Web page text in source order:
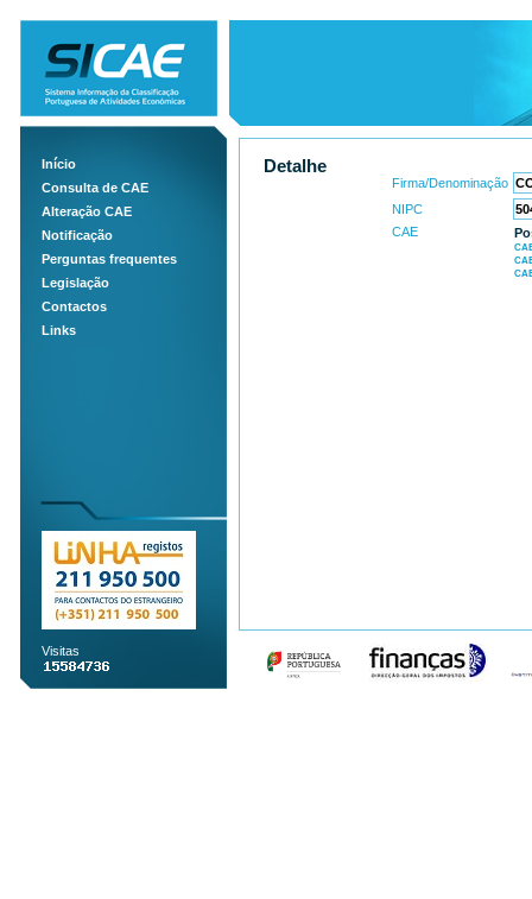
Início
Consulta de CAE
Alteração CAE
Notificação
Perguntas frequentes
Legislação
Contactos
Links
Visitas
Detalhe
Firma/Denominação
NIPC
CAE